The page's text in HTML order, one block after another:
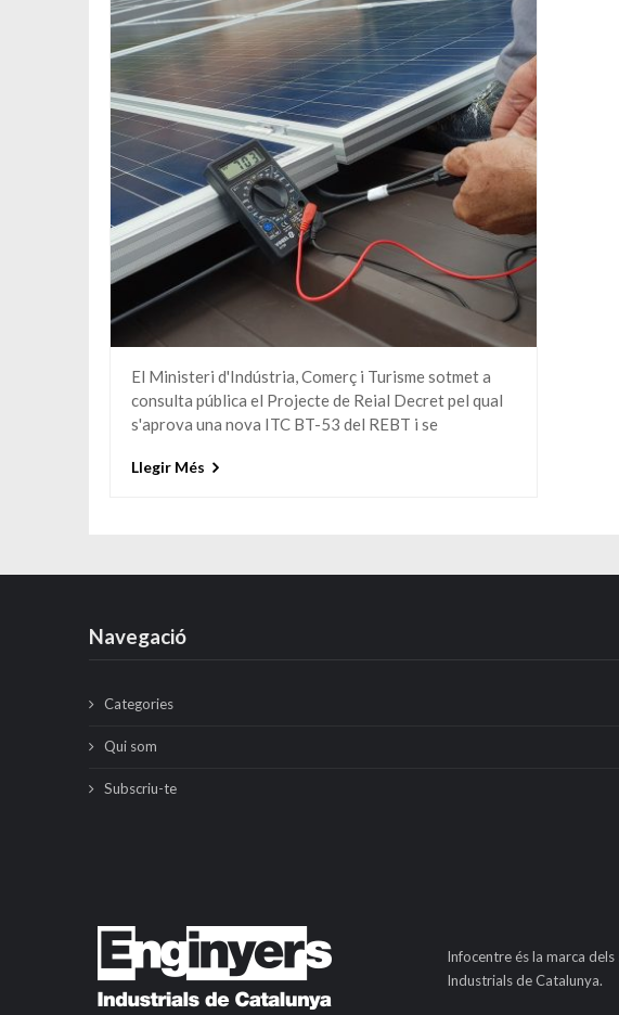
El Ministeri d'Indústria, Comerç i Turisme sotmet a
consulta pública el Projecte de Reial Decret pel qual
s'aprova una nova ITC BT-53 del REBT i se
Llegir Més
Navegació
Categories
Qui som
Subscriu-te
Infocentre és la marca
Industrials de Catalunya.